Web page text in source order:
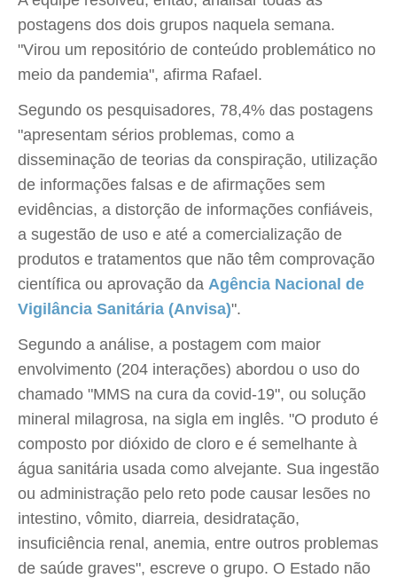
postagens dos dois grupos naquela semana.
"Virou um repositório de conteúdo problemático no
meio da pandemia", afirma Rafael.
Segundo os pesquisadores, 78,4% das postagens
"apresentam sérios problemas, como a
disseminação de teorias da conspiração, utilização
de informações falsas e de afirmações sem
evidências, a distorção de informações confiáveis,
a sugestão de uso e até a comercialização de
produtos e tratamentos que não têm comprovação
científica ou aprovação da Agência Nacional de
Vigilância Sanitária (Anvisa)".
Segundo a análise, a postagem com maior
envolvimento (204 interações) abordou o uso do
chamado "MMS na cura da covid-19", ou solução
mineral milagrosa, na sigla em inglês. "O produto é
composto por dióxido de cloro e é semelhante à
água sanitária usada como alvejante. Sua ingestão
ou administração pelo reto pode causar lesões no
intestino, vômito, diarreia, desidratação,
insuficiência renal, anemia, entre outros problemas
de saúde graves", escreve o grupo. O Estado não